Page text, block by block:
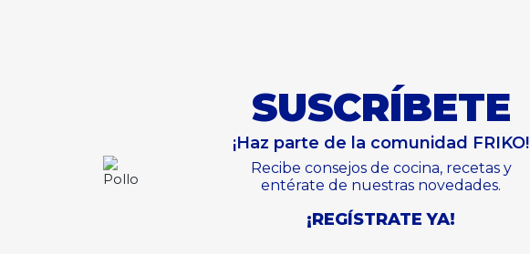
SUSCRÍBETE
¡Haz parte de la comunidad FRIKO!
Recibe consejos de cocina, recetas y
entérate de nuestras novedades.
¡REGÍSTRATE YA!